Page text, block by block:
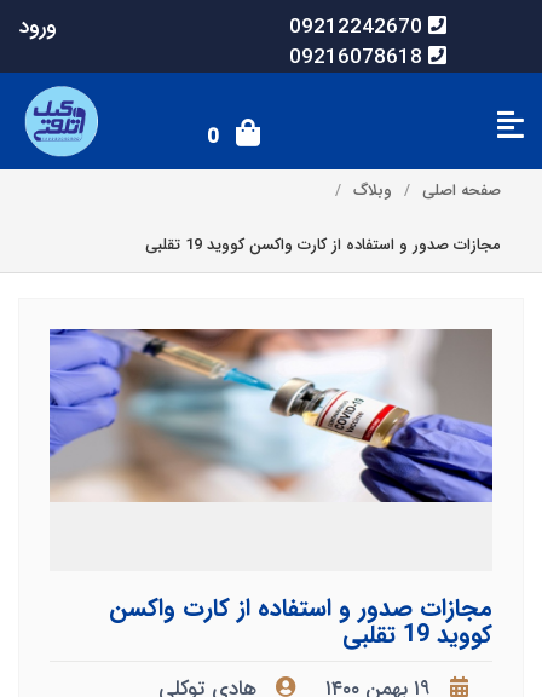
09212242670
09216078618
ورود
0
صفحه اصلی وبلاگ
مجازات صدور و استفاده از کارت واکسن کووید 19 تقلبی
مجازات صدور و استفاده از کارت واکسن
کووید 19 تقلبی
۱۹ بهمن ۱۴۰۰
هادی توکلی